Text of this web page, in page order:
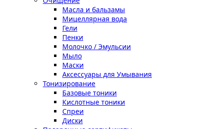
Масла и бальзамы
Мицеллярная вода
Гели
Пенки
Молочко / Эмульсии
Мыло
Маски
Аксессуары для Умывания
Тонизирование
Базовые тоники
Кислотные тоники
Спреи
Диски